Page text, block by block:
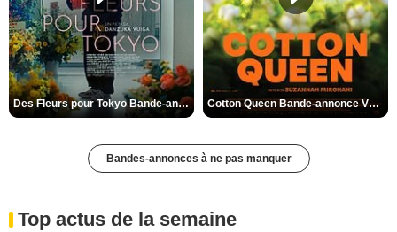
Des Fleurs pour Tokyo Bande-annonce VO STFR Cotton Queen Bande-annonce VO STFR
Bandes-annonces à ne pas manquer
Top actus de la semaine